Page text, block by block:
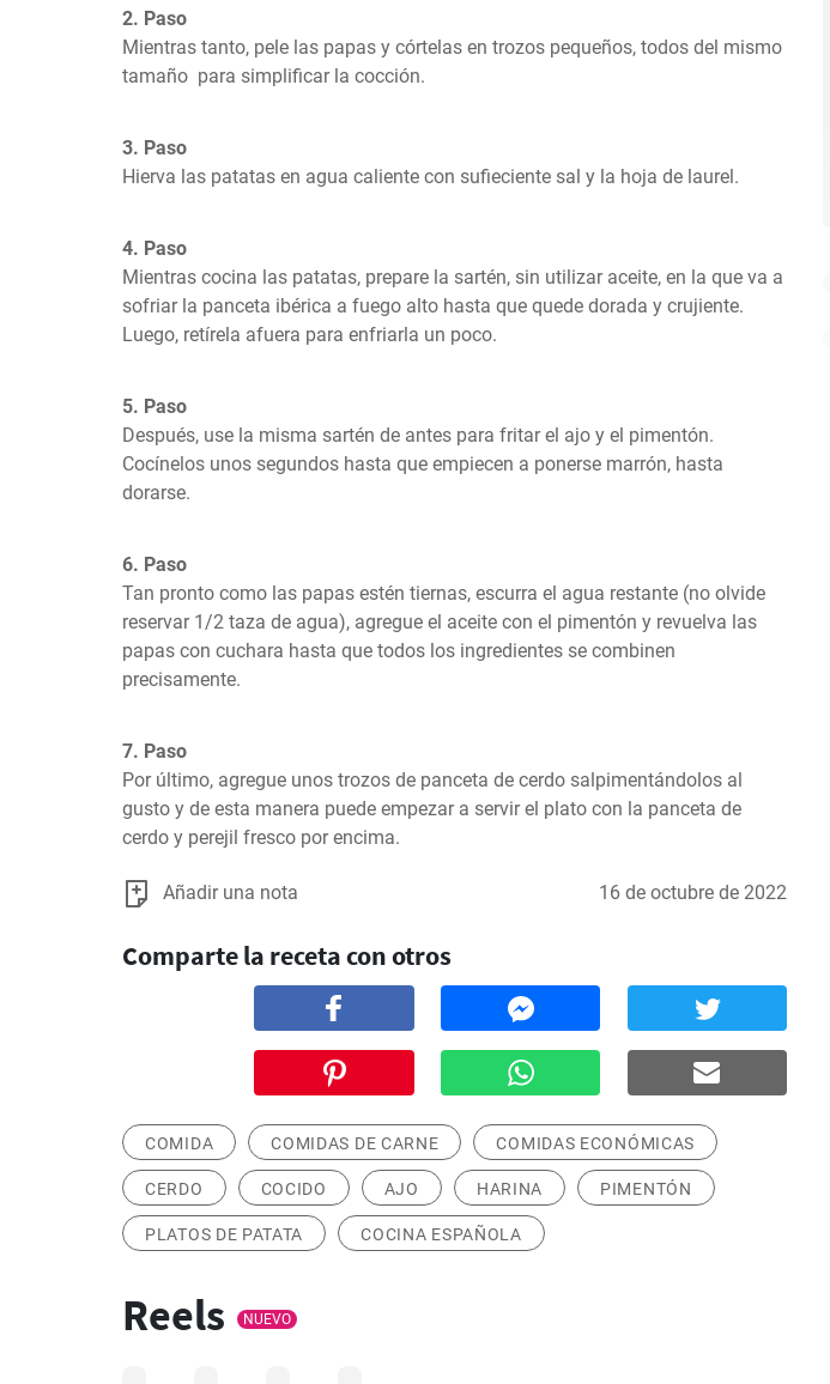
2. Paso
Mientras tanto, pele las papas y córtelas en trozos pequeños, todos del mismo
tamaño  para simplificar la cocción.
3. Paso
Hierva las patatas en agua caliente con sufieciente sal y la hoja de laurel.
4. Paso
Mientras cocina las patatas, prepare la sartén, sin utilizar aceite, en la que va a
sofriar la panceta ibérica a fuego alto hasta que quede dorada y crujiente.
Luego, retírela afuera para enfriarla un poco.
5. Paso
Después, use la misma sartén de antes para fritar el ajo y el pimentón.
Cocínelos unos segundos hasta que empiecen a ponerse marrón, hasta
dorarse.
6. Paso
Tan pronto como las papas estén tiernas, escurra el agua restante (no olvide
reservar 1/2 taza de agua), agregue el aceite con el pimentón y revuelva las
papas con cuchara hasta que todos los ingredientes se combinen
precisamente.
7. Paso
Por último, agregue unos trozos de panceta de cerdo salpimentándolos al
gusto y de esta manera puede empezar a servir el plato con la panceta de
cerdo y perejil fresco por encima.
Añadir una nota 16 de octubre de 2022
Comparte la receta con otros
COMIDA COMIDAS DE CARNE COMIDAS ECONÓMICAS
CERDO COCIDO AJO HARINA PIMENTÓN
PLATOS DE PATATA COCINA ESPAÑOLA
Reels NUEVO